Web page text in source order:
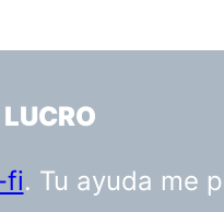
fi. Tu ayuda me